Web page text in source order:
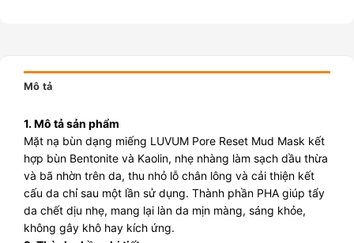
Mô tả
1. Mô tả sản phẩm
Mặt nạ bùn dạng miếng LUVUM Pore Reset Mud Mask kết
hợp bùn Bentonite và Kaolin, nhẹ nhàng làm sạch dầu thừa
và bã nhờn trên da, thu nhỏ lỗ chân lông và cải thiện kết
cấu da chỉ sau một lần sử dụng. Thành phần PHA giúp tẩy
da chết dịu nhẹ, mang lại làn da mịn màng, sáng khỏe,
không gây khô hay kích ứng.